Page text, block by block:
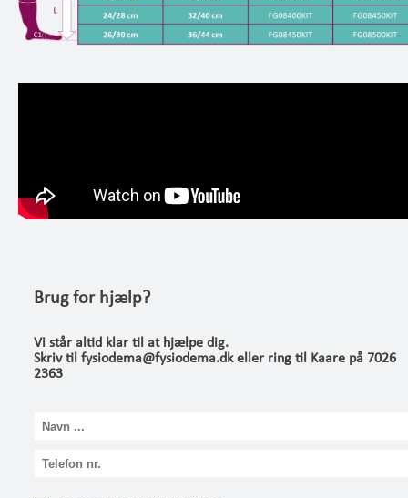
Brug for hjælp?
Vi står altid klar til at hjælpe dig.
Skriv til fysiodema@fysiodema.dk eller ring til Kaare på 7026
2363